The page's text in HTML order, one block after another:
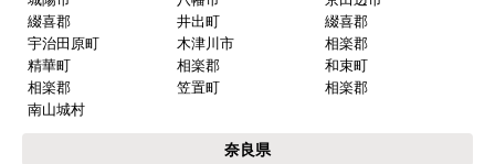
綴喜郡
井出町
綴喜郡
宇治田原町
木津川市
相楽郡
精華町
相楽郡
和束町
相楽郡
笠置町
相楽郡
南山城村
奈良県